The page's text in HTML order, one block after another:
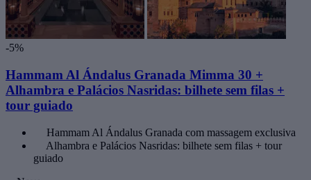
-5%
Hammam Al Ándalus Granada Mimma 30 +
Alhambra e Palácios Nasridas: bilhete sem filas +
tour guiado
Hammam Al Ándalus Granada com massagem exclusiva
Alhambra e Palácios Nasridas: bilhete sem filas + tour
guiado